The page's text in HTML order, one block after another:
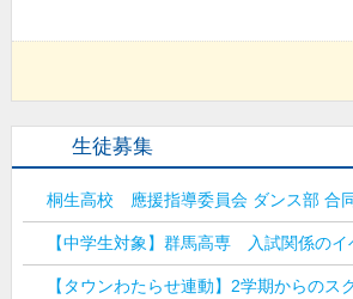
生徒募集
桐生高校 應援指導委員会 ダンス部 合
【中学生対象】群馬高専 入試関係のイ
【タウンわたらせ連動】2学期からの